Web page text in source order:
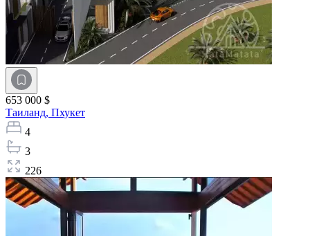
653 000 $
Таиланд, Пхукет
4
3
226